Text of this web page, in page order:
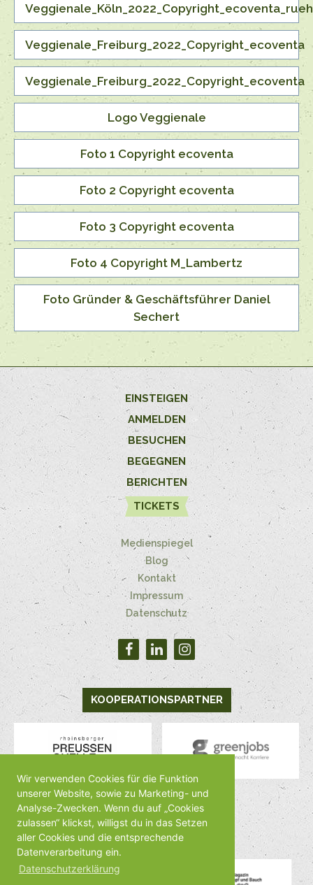
Wir verwenden Cookies für die Funktion
unserer Website, sowie zu Marketing- und
Analyse-Zwecken. Wenn du auf „Cookies
zulassen“ klickst, willigst du in das Setzen
aller Cookies und die entsprechende
Datenverarbeitung ein.
Datenschutzerklärung
Veggienale_Freiburg_2022_Copyright_ecoventa
Veggienale_Freiburg_2022_Copyright_ecoventa
Logo Veggienale
Foto 1 Copyright ecoventa
Foto 2 Copyright ecoventa
Foto 3 Copyright ecoventa
Foto 4 Copyright M_Lambertz
Foto Gründer & Geschäftsführer Daniel
Sechert
EINSTEIGEN
ANMELDEN
BESUCHEN
BEGEGNEN
BERICHTEN
TICKETS
Medienspiegel
Blog
Kontakt
Impressum
Datenschutz
KOOPERATIONSPARTNER
MEDIENPARTNER